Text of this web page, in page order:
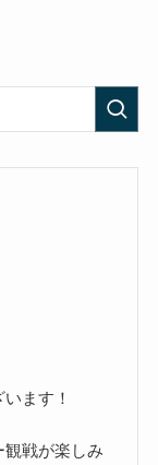
ます！
観戦が楽しみ